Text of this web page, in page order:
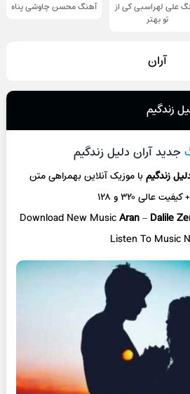
علی لهراسبی کی از
تو ‌بهتر
آهنگ محسن چاوشی پناه
آران
زندگیم
جدید آران دلیل زندگیم
زندگیمبا موزیک آنلاینبهمراهی متن
عالی ۳۲۰ و ۱۲۸
Download New MusicAran– Dalile
Listen To Music